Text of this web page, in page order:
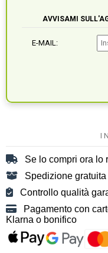
AVVISAMI
E-MAIL:
I
Se lo compri ora lo
Spedizione gratuita
Controllo qualità
Pagamento con
Klarna o bonifico